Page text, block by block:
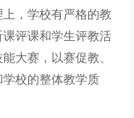
，学校有严格的教
评课和学生评教活
大赛，以赛促教、
校的整体教学质